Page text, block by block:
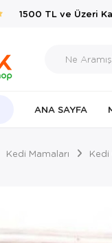
1500 TL ve Üzeri
ANA SAYFA
Kedi Mamaları Kedi